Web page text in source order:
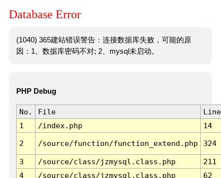
Database Error
(1040) 365建站错误警告：连接数据库失败，可能的原
因：1、数据库密码不对; 2、mysql未启动。
PHP Debug
No. File
Line
1
/index.php 14
2 /source/function/function_extend.php 324
3 /source/class/jzmysql.class.php
211
4
/source/class/jzmysql.class.php
62